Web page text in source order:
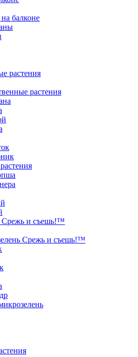
балконе
растения
растения
Срежь и съешь!™
Срежь и съешь!™